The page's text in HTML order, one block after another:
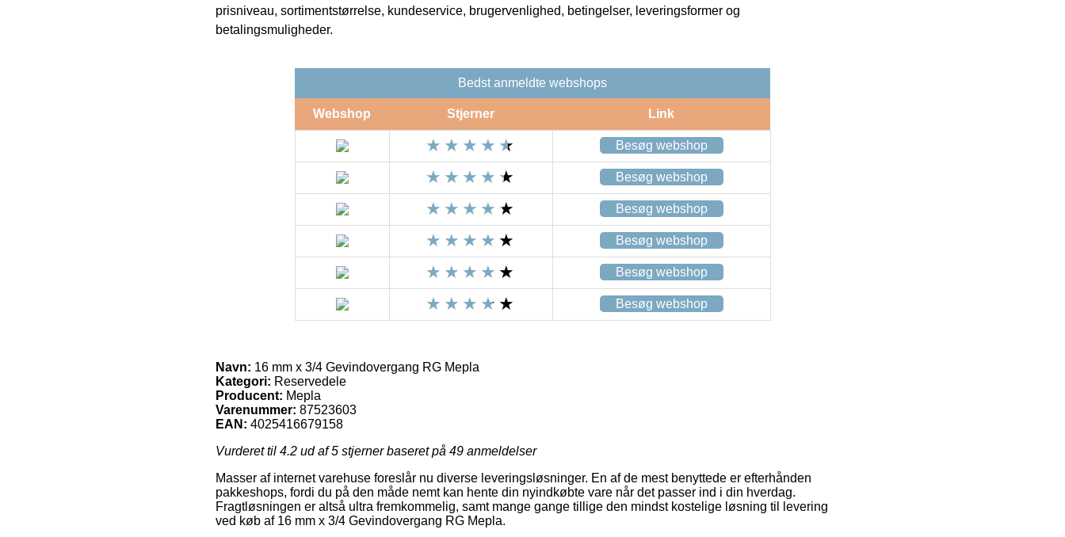
prisniveau, sortimentstørrelse, kundeservice, brugervenlighed, betingelser, leveringsformer og
betalingsmuligheder.
Bedst anmeldte webshops
Webshop Stjerner Link
Besøg webshop
Besøg webshop
Besøg webshop
Besøg webshop
Besøg webshop
Besøg webshop
Navn: 16 mm x 3/4 Gevindovergang RG Mepla
Kategori: Reservedele
Producent: Mepla
Varenummer: 87523603
EAN: 4025416679158
Vurderet til 4.2 ud af 5 stjerner baseret på 49 anmeldelser
Masser af internet varehuse foreslår nu diverse leveringsløsninger. En af de mest benyttede er efterhånden
pakkeshops, fordi du på den måde nemt kan hente din nyindkøbte vare når det passer ind i din hverdag.
Fragtløsningen er altså ultra fremkommelig, samt mange gange tillige den mindst kostelige løsning til levering
ved køb af 16 mm x 3/4 Gevindovergang RG Mepla.